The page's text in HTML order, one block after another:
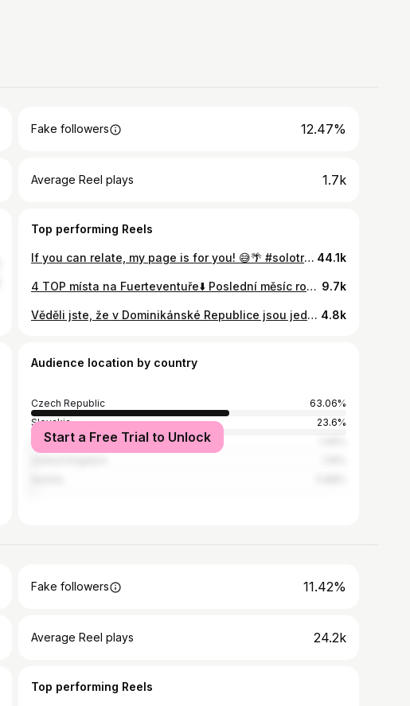
Fake followers 12.47%
Average Reel plays 1.7k
Top performing Reels
If you can relate, my page is for you! 😅🌴 #solotraveler #solotravelling #digitalnomads #traveladdict #travelasia #travelsoutheastasia #femaletravelbloggers #cestovani #travelinfluencer #howtobecomedigitalnomad #fulltimetravel #thailandtravel #traveltipsandtricks Digital nomads | South East Asia travel | solo travel | travel blogger 44.1k
4 TOP místa na Fuerteventuře⬇️ Poslední měsíc roku 2022 jsem strávila na Fuerteventuře.⛰️ A i přes to, že je to ostrov, na kterém téměř nic neroste a je pokrytý jen pískem nebo lávovými kameny…🌋 jsme objevili spoustu krásných, dechberoucích a zajímavých míst, o kterých vlastně ani turisté moc neví (nemám ráda klasická přelidněná místa a tak se vždy snažím objevovat něco víc😁) Na Fuerteventuru se dá vyrazit během celého roku, protože je tam počasí pořád stejné a letenky bývají taky fajn. ✨ Tak jaká místa to jsou? Uvidíte je v novém YouTube videu, které pro vás připravuju!! 🫶🏼 #cestovatelskyblog #cestovatelka #zivotnistyl #osobnirozvoj #dnescestujeme #cestolidi #cestujemeczsk #minveciviczazitku #myslenky #uspech #sebelaska #motivace #inspirace 9.7k
Věděli jste, že v Dominikánské Republice jsou jedny z nejhezčích pláží na světě? 📍🇩🇴 Já jsem celý svět sice ještě neprocestovala, ale docela velký kus už ano…a tohle můžu potvrdit! 😍 Obzvlášť na severním pobřeží, kam turisté moc nejezdí. Všichni znají jen Punta Canu plnou turistů, lehátek a slunečníků…přitom přichází o tuhle nádheru na severu..❤️ Tohle je jeden z důvodů, proč se vyplatí nechodit s davem. ✨ #cestovatelskyblog #cestovatelka #zivotnistyl #osobnirozvoj #dnescestujeme #cestolidi #cestujemeczsk #minveciviczazitku #inspirace #myslenky #uspech #sebelaska #motivace 4.8k
Audience location by country
Czech Republic
63.06%
Slovakia
23.6%
United States
Start a Free Trial to Unlock
Fake followers 11.42%
Average Reel plays 24.2k
Top performing Reels